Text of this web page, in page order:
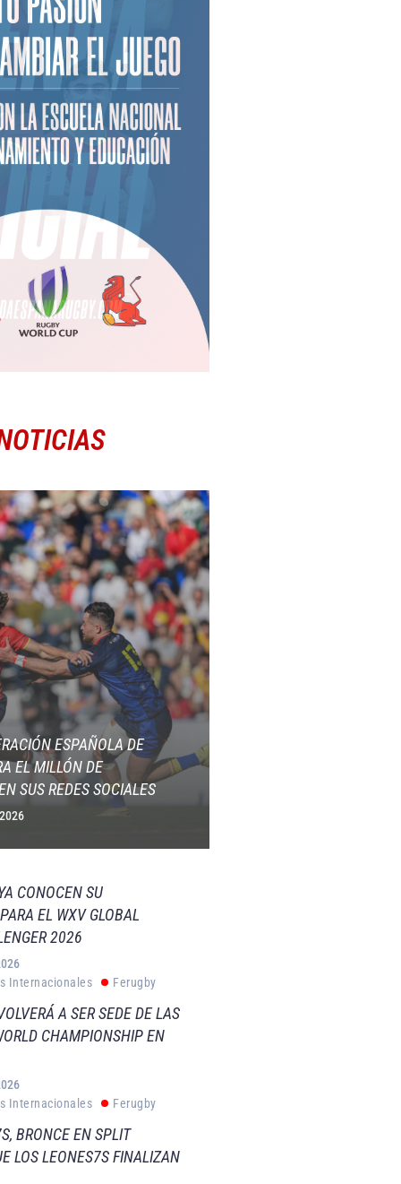
ESPAÑOLA DE
EL MILLÓN DE
SUS REDES SOCIALES
CONOCEN SU
EL WXV GLOBAL
2026
Internacionales
Ferugby
A SER SEDE DE LAS
CHAMPIONSHIP EN
Internacionales
Ferugby
BRONCE EN SPLIT
LOS LEONES7S FINALIZAN